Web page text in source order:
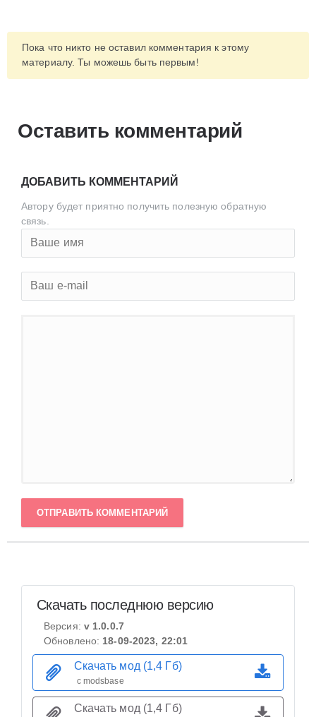
Пока что никто не оставил комментария к этому
материалу. Ты можешь быть первым!
Оставить комментарий
ДОБАВИТЬ КОММЕНТАРИЙ
Автору будет приятно получить полезную обратную
связь.
ОТПРАВИТЬ КОММЕНТАРИЙ
Скачать последнюю версию
Версия: v 1.0.0.7
Обновлено: 18-09-2023, 22:01
Скачать мод (1,4 Гб)
с modsbase
Скачать мод (1,4 Гб)